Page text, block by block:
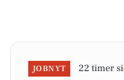
JOBNYT 22 timer